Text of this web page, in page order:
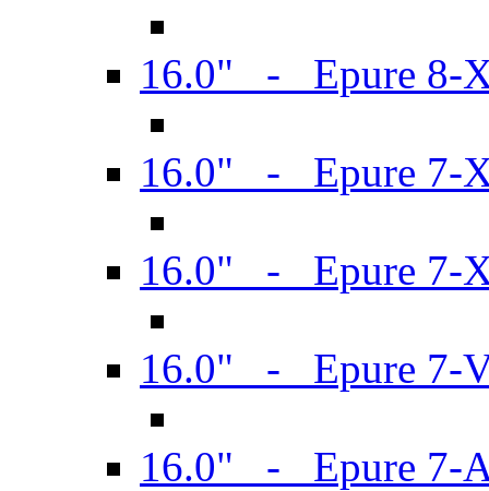
16.0" - Epure 8-
16.0" - Epure 7-
16.0" - Epure 7-
16.0" - Epure 7-
16.0" - Epure 7-